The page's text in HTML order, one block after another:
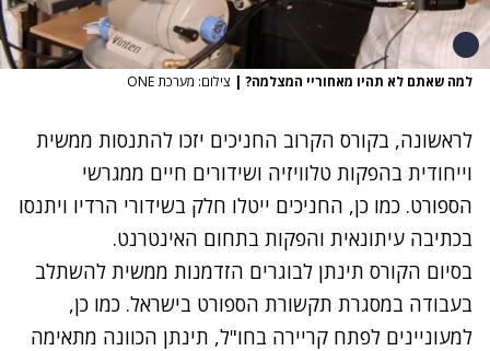
למה שאתם לא תהיו מאחוריי המצלמה? | צילום: מערכת ONE
לראשונה, בקורס הקרוב החניכים יזכו להתנסות ממשית
וייחודית בהפקות טלוויזיה ושידורים חיים ממגרשי
הספורט. כמו כן, החניכים ייטלו חלק בשידורי הרדיו ויתנסו
בכתיבה עיתונאית והפקות בתחום האינטרנט.
בסיום הקורס תינתן לבוגרים הזדמנות ממשית להשתלב
בעבודה במסגרת תקשורת הספורט בישראל. כמו כן,
למעוניינים לפתח קריירה בחו"ל, תינתן הכוונה מתאימה